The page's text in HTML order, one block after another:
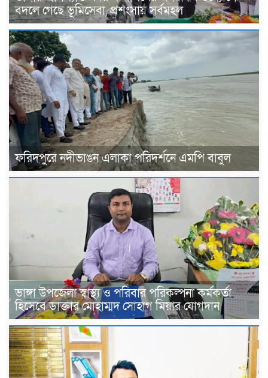
বদলে গেছে ভূমিসেবা, প্রশংসায় সর্বমহল
ফরিদপুরে নদীভাঙন এলাকা পরিদর্শনে এমপি বাবুল
ভাঙ্গা উপজেলা স্বাস্থ্য ও পরিবার পরিকল্পনা কর্মকর্তা
হিসেবে ডাক্তার মোহাম্মদ সোহাগ মিয়ার যোগদান